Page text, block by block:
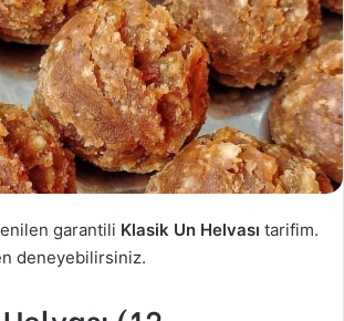
garantili Klasik Un Helvası tarifim.
deneyebilirsiniz.